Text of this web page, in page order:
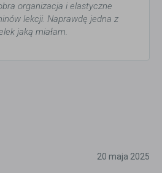
organizacja i elastyczne
lekcji. Naprawdę jedna z
jaką miałam.
20 maja 2025